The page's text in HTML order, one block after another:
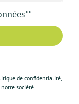
de confidentialité
société.